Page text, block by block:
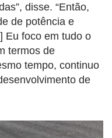
disse. “Então,
de potência e
Eu foco em tudo o
termos de
tempo, continuo
de